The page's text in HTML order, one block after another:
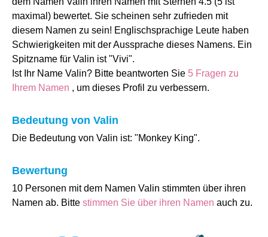
maximal) bewertet. Sie scheinen sehr zufrieden mit
diesem Namen zu sein! Englischsprachige Leute haben
Schwierigkeiten mit der Aussprache dieses Namens. Ein
Spitzname für Valin ist "Vivi".
Ist Ihr Name Valin? Bitte beantworten Sie 5 Fragen zu
Ihrem Namen , um dieses Profil zu verbessern.
Bedeutung von Valin
Die Bedeutung von Valin ist: "Monkey King".
Bewertung
10 Personen mit dem Namen Valin stimmten über ihren
Namen ab. Bitte stimmen Sie über ihren Namen auch zu.